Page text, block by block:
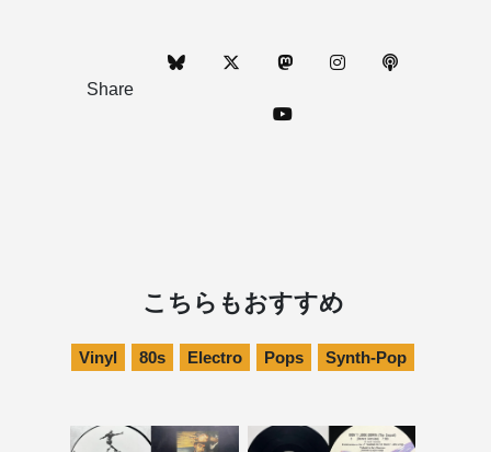
Share
こちらもおすすめ
Vinyl 80s Electro Pops Synth-Pop